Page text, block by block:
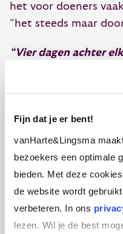
Fijn dat je er bent!
vanHarte&Lingsma
bezoekers een optimale
bieden. Met deze
de website wordt
verbeteren. In ons
lezen. Wil je de best
het voor doeners
“het steeds maar
“Vier dagen achter
Het is ook echt een
ander af te
trainingen die
met tijd er tussen.
tijdsinvestering. Om
de retraite te
de flow van de
Je stapt uit je